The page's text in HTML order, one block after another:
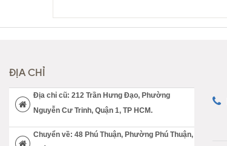
ĐỊA CHỈ
Địa chỉ cũ: 212 Trần Hưng Đạo, Phường
Nguyễn Cư Trinh, Quận 1, TP HCM.
Chuyển về: 48 Phú Thuận, Phường Phú Thuận,